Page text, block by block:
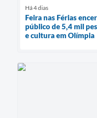
Há 4 dias
Feira nas Férias
público de 5,4 mil
e cultura em Olímpia